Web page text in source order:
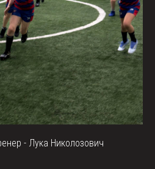
- Лука Николозович